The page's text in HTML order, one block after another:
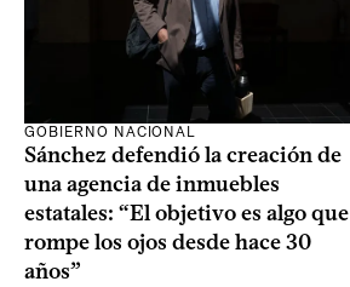
GOBIERNO NACIONAL
Sánchez defendió la creación de
una agencia de inmuebles
estatales: “El objetivo es algo que
rompe los ojos desde hace 30
años”